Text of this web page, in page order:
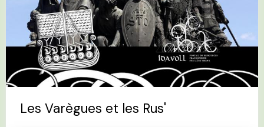
Les Varègues et les Rus'